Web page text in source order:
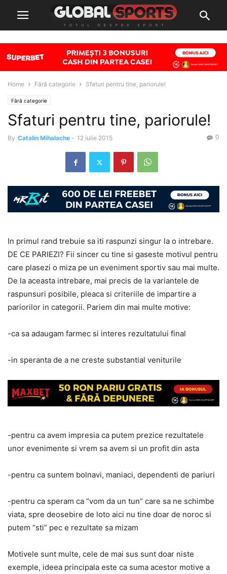
Home Fără categorie Sfaturi pentru tine, pariorule!
Fără categorie
Sfaturi pentru tine, pariorule!
By Catalin Mihalache - 12 iulie 2015 0
In primul rand trebuie sa iti raspunzi singur la o intrebare.
DE CE PARIEZI? Fii sincer cu tine si gaseste motivul pentru
care plasezi o miza pe un eveniment sportiv sau mai multe.
De la aceasta intrebare, mai precis de la variantele de
raspunsuri posibile, pleaca si criteriile de impartire a
pariorilor in categorii. Pariem din mai multe motive:
-ca sa adaugam farmec si interes rezultatului final
-in speranta de a ne creste substantial veniturile
-pentru ca avem impresia ca putem prezice rezultatele
unor evenimente si vrem sa avem si un profit din asta
-pentru ca suntem bolnavi, maniaci, dependenti de pariuri
-pentru ca speram ca “vom da un tun” care sa ne schimbe
viata, spre deosebire de loto aici nu tine doar de noroc si
putem “sti” pec e rezultate sa mizam
Motivele sunt multe, cele de mai sus sunt doar niste
exemple, ideea principala este ca suma acestor motive a